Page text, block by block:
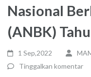
Nasional
(ANBK)
1 Sep,2022
Tinggalkan komentar